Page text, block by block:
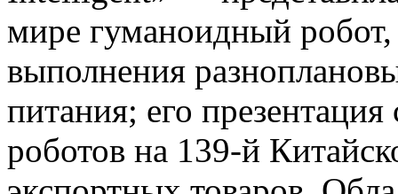
мире гуманоидный
выполнения
питания; его
роботов на 139-й